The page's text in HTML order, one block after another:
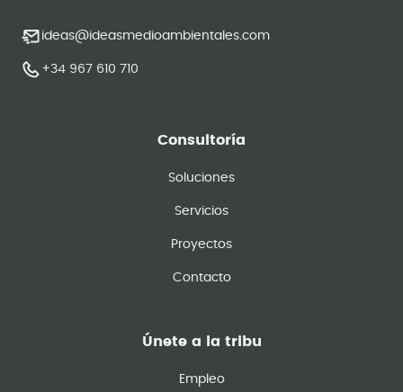
ideas@ideasmedioambientales.com
+34 967 610 710
Consultoría
Soluciones
Servicios
Proyectos
Contacto
Únete a la tribu
Empleo